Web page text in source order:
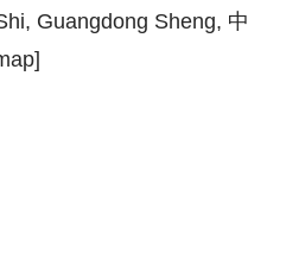
Guangdong Sheng, 中